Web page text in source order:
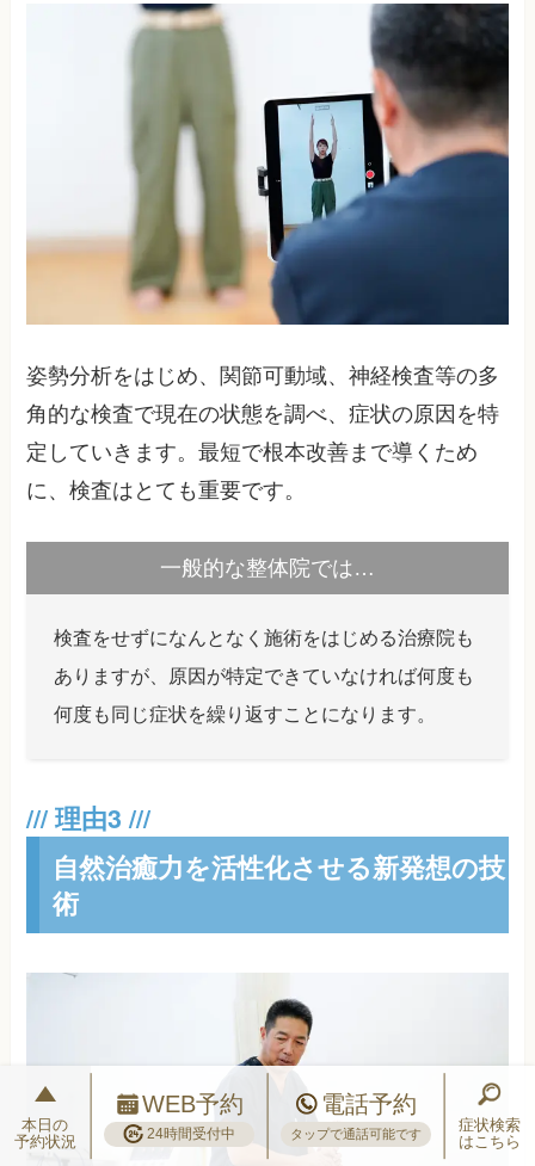
姿勢分析をはじめ、関節可動域、神経検査等の多
角的な検査で現在の状態を調べ、症状の原因を特
定していきます。最短で根本改善まで導くため
に、検査はとても重要です。
一般的な整体院では…
検査をせずになんとなく施術をはじめる治療院も
ありますが、原因が特定できていなければ何度も
何度も同じ症状を繰り返すことになります。
自然治癒力を活性化させる新発想の技
術
本日の
予約状況
WEB予約
24時間受付中
電話予約
タップで通話可能です
症状検索
はこちら